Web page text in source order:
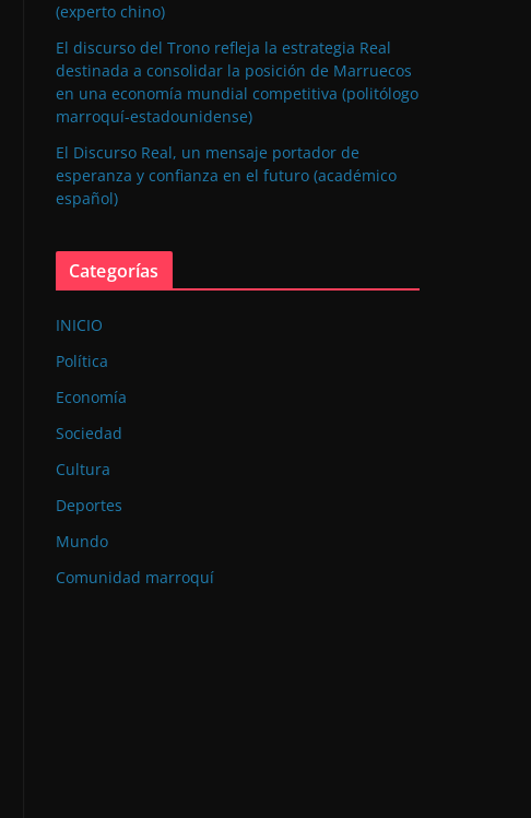
(experto chino)
El discurso del Trono refleja la estrategia Real
destinada a consolidar la posición de Marruecos
en una economía mundial competitiva (politólogo
marroquí-estadounidense)
El Discurso Real, un mensaje portador de
esperanza y confianza en el futuro (académico
español)
Categorías
INICIO
Política
Economía
Sociedad
Cultura
Deportes
Mundo
Comunidad marroquí